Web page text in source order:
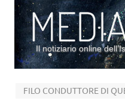
Il notiziario online